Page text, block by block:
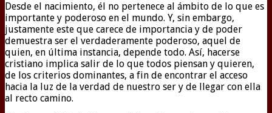
Desde el nacimiento, él no pertenece al ámbito de lo que es
importante y poderoso en el mundo. Y, sin embargo,
justamente este que carece de importancia y de poder
demuestra ser el verdaderamente poderoso, aquel de
quien, en última instancia, depende todo. Así, hacerse
cristiano implica salir de lo que todos piensan y quieren,
de los criterios dominantes, a fin de encontrar el acceso
hacia la luz de la verdad de nuestro ser y de llegar con ella
al recto camino.